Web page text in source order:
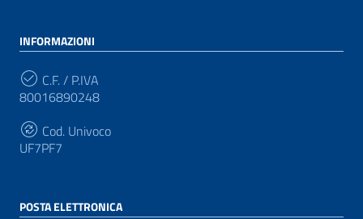
INFORMAZIONI
C.F. / P.IVA
80016890248
Cod. Univoco
UF7PF7
POSTA ELETTRONICA